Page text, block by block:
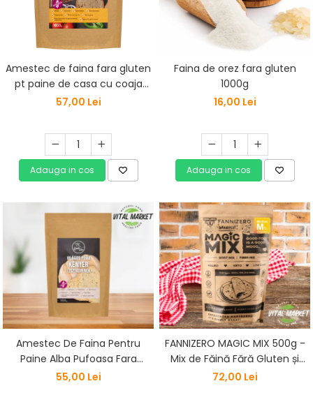
Amestec de faina fara gluten
pt paine de casa cu coaja
crocanta Szafi Free 1000G
57,00 Lei
Adauga in cos
Faina de orez fara gluten
1000g
16,00 Lei
Adauga in cos
Amestec De Faina Pentru
Paine Alba Pufoasa Fara
Gluten 1kg Szafi Free
55,00 Lei
FANNIZERO MAGIC MIX 500g -
Mix de Făină Fără Gluten și
Fără Cereale
72,00 Lei